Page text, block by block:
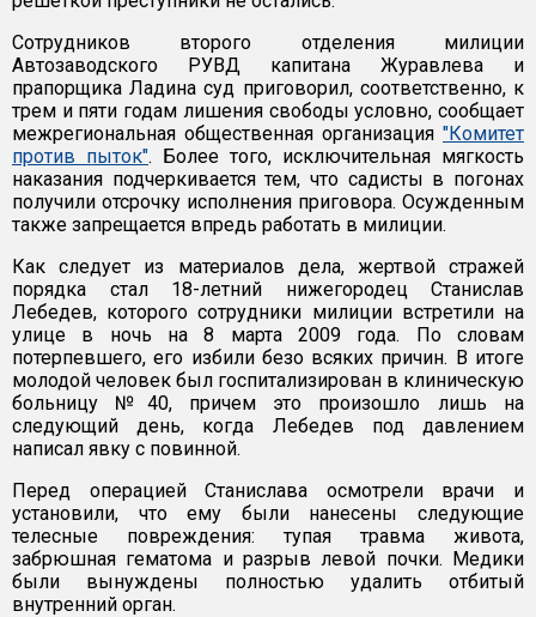
Сотрудников второго отделения милиции
Автозаводского РУВД капитана Журавлева и
прапорщика Ладина суд приговорил, соответственно, к
трем и пяти годам лишения свободы условно, сообщает
межрегиональная общественная организация "Комитет
против пыток". Более того, исключительная мягкость
наказания подчеркивается тем, что садисты в погонах
получили отсрочку исполнения приговора. Осужденным
также запрещается впредь работать в милиции.
Как следует из материалов дела, жертвой стражей
порядка стал 18-летний нижегородец Станислав
Лебедев, которого сотрудники милиции встретили на
улице в ночь на 8 марта 2009 года. По словам
потерпевшего, его избили безо всяких причин. В итоге
молодой человек был госпитализирован в клиническую
больницу №40, причем это произошло лишь на
следующий день, когда Лебедев под давлением
написал явку с повинной.
Перед операцией Станислава осмотрели врачи и
установили, что ему были нанесены следующие
телесные повреждения: тупая травма живота,
забрюшная гематома и разрыв левой почки. Медики
были вынуждены полностью удалить отбитый
внутренний орган.